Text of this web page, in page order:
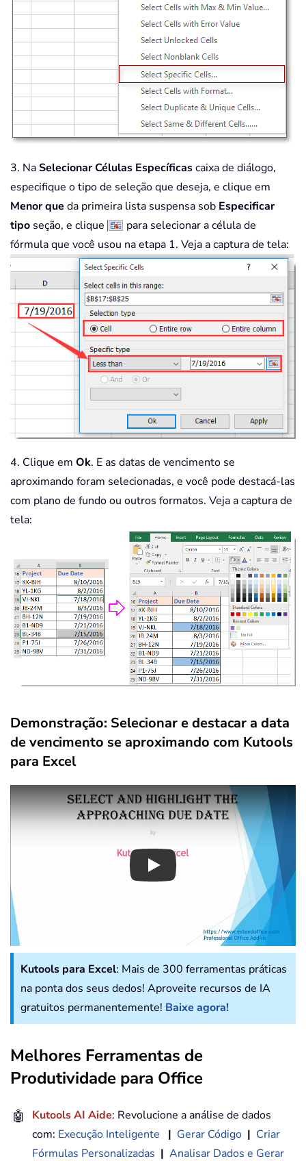
3. NaSelecionar Células Específicascaixa de diálogo,
especifique o tipo de seleção que deseja, e clique em
Menor que da primeira lista suspensa sob Especificar
tipo seção, e clique
para selecionar a célula de
fórmula que você usou na etapa 1. Veja a captura de tela:
4. Clique em Ok. E as datas de vencimento se
aproximando foram selecionadas, e você pode destacá-las
com plano de fundo ou outros formatos. Veja a captura de
tela:
Demonstração: Selecionar e destacar a data
de vencimento se aproximando com Kutools
para Excel
Play
Kutools para Excel: Mais de 300 ferramentas práticas
na ponta dos seus dedos! Aproveite recursos de IA
gratuitos permanentemente! Baixe agora!
Melhores Ferramentas de
Produtividade para Office
🤖 Kutools AI Aide: Revolucione a análise de dados
com: Execução Inteligente | Gerar Código | Criar
Fórmulas Personalizadas | Analisar Dados e Gerar